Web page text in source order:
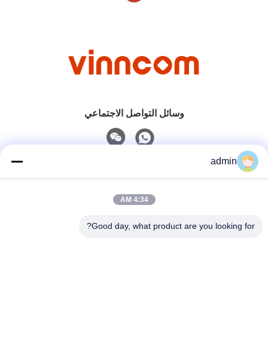
وسائل التواصل الاجتماعي
0086-551-65396351
admin
4:34 AM
Good day, what product are you looking for?